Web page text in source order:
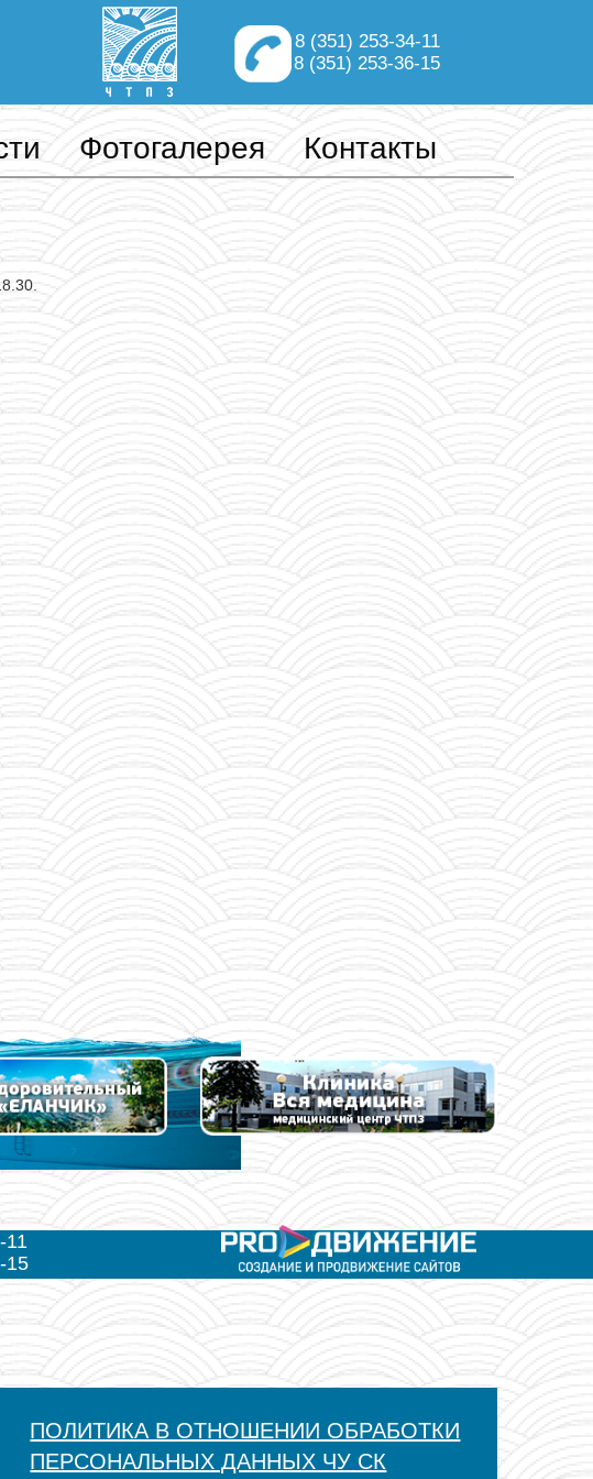
8 (351) 253-34-11
8 (351) 253-36-15
Фотогалерея Контакты
11
15
ПОЛИТИКА В ОТНОШЕНИИ ОБРАБОТКИ
ПЕРСОНАЛЬНЫХ ДАННЫХ ЧУ СК